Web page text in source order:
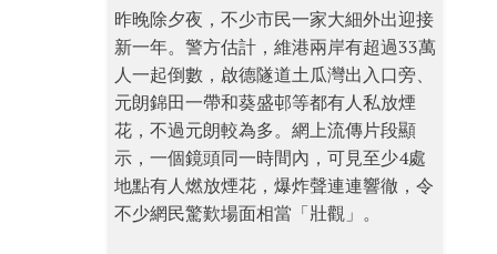
昨晚除夕夜，不少市民一家大細外出迎接
新一年。警方估計，維港兩岸有超過33萬
人一起倒數，啟德隧道土瓜灣出入口旁、
元朗錦田一帶和葵盛邨等都有人私放煙
花，不過元朗較為多。網上流傳片段顯
示，一個鏡頭同一時間內，可見至少4處
地點有人燃放煙花，爆炸聲連連響徹，令
不少網民驚歎場面相當「壯觀」。